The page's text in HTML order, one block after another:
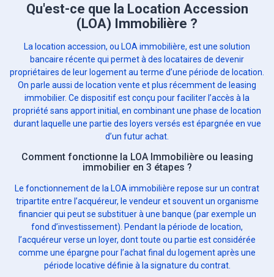
Qu'est-ce que la Location Accession
(LOA) Immobilière ?
La location accession, ou LOA immobilière, est une solution
bancaire récente qui permet à des locataires de devenir
propriétaires de leur logement au terme d’une période de location.
On parle aussi de location vente et plus récemment de leasing
immobilier. Ce dispositif est conçu pour faciliter l’accès à la
propriété sans apport initial, en combinant une phase de location
durant laquelle une partie des loyers versés est épargnée en vue
d’un futur achat.
Comment fonctionne la LOA Immobilière ou leasing
immobilier en 3 étapes ?
Le fonctionnement de la LOA immobilière repose sur un contrat
tripartite entre l’acquéreur, le vendeur et souvent un organisme
financier qui peut se substituer à une banque (par exemple un
fond d’investissement). Pendant la période de location,
l’acquéreur verse un loyer, dont toute ou partie est considérée
comme une épargne pour l’achat final du logement après une
période locative définie à la signature du contrat.